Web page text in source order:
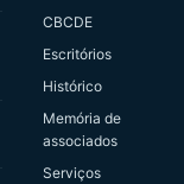
CBCDE
Escritórios
Histórico
Memória de
associados
Serviços